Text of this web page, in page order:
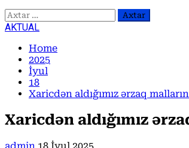
Axtarış:
AKTUAL
Home
2025
İyul
18
Xaricdən aldığımız ərzaq
Xaricdən aldığımız